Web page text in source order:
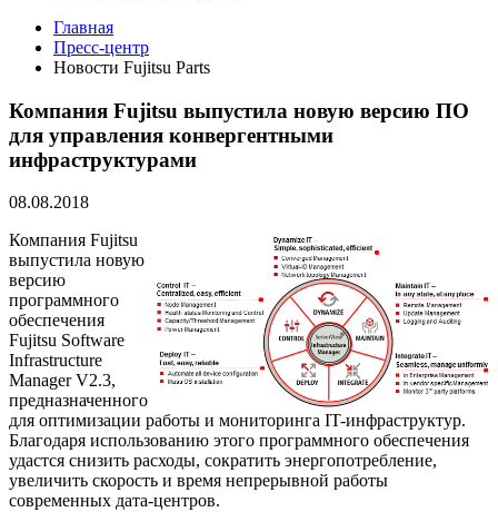
Главная
Пресс-центр
Новости Fujitsu Parts
Компания Fujitsu выпустила новую версию ПО
для управления конвергентными
инфраструктурами
08.08.2018
Компания Fujitsu
выпустила новую
версию
программного
обеспечения
Fujitsu Software
Infrastructure
Manager V2.3,
предназначенного
для оптимизации работы и мониторинга IT-инфраструктур.
Благодаря использованию этого программного обеспечения
удастся снизить расходы, сократить энергопотребление,
увеличить скорость и время непрерывной работы
современных дата-центров.